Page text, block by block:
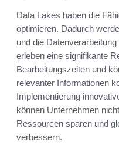
Data Lakes haben die
optimieren. Dadurch
und die
erleben eine signifikante
Bearbeitungszeiten und
relevanter Informationen
Implementierung
können Unternehmen
Ressourcen sparen und
verbessern.